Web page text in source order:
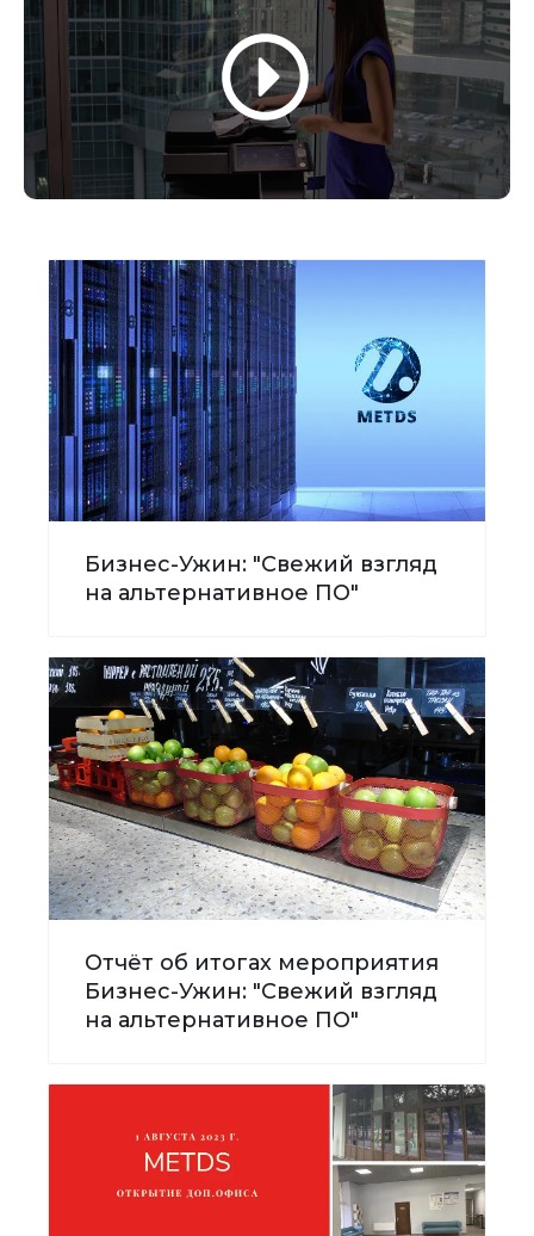
Бизнес-Ужин: "Свежий взгляд
на альтернативное ПО"
Отчёт об итогах мероприятия
Бизнес-Ужин: "Свежий взгляд
на альтернативное ПО"